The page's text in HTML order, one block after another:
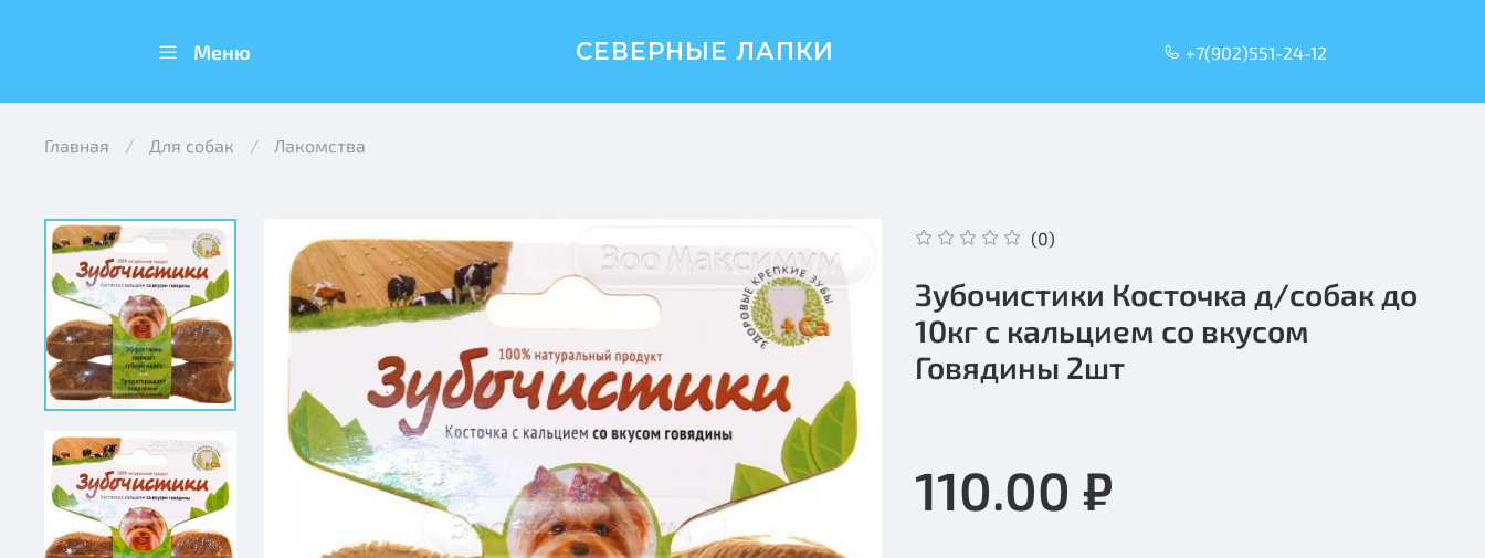
Меню СЕВЕРНЫЕ ЛАПКИ +7(902)551-24-12
Главная Для собак Лакомства
(0)
Зубочистики Косточка д/собак до
10кг с кальцием со вкусом
Говядины 2шт
110.00 ₽